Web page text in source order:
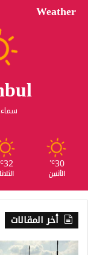
Weather
30
℃
الأثنين
32
أخر المقالات